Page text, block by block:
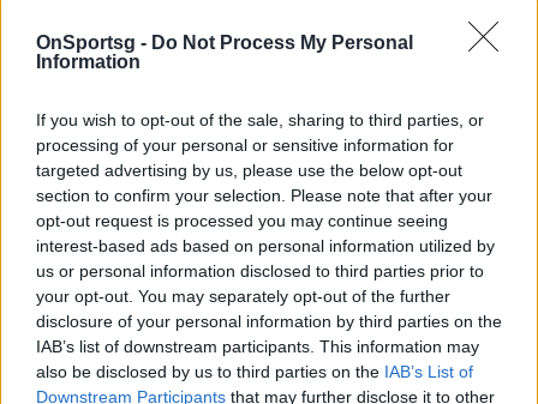
OnSportsg - Do Not Process My Personal
Information
If you wish to opt-out of the sale, sharing to third parties, or
processing of your personal or sensitive information for
targeted advertising by us, please use the below opt-out
section to confirm your selection. Please note that after your
opt-out request is processed you may continue seeing
interest-based ads based on personal information utilized by
us or personal information disclosed to third parties prior to
your opt-out. You may separately opt-out of the further
disclosure of your personal information by third parties on the
IAB’s list of downstream participants. This information may
also be disclosed by us to third parties on the IAB’s List of
Downstream Participants that may further disclose it to other
Παναθηναϊκός AKTOR: Το πρόγραμμα του
στο Καλλιμάρμαρο
Παναθηναϊκός AKTOR: Γνωστές έγιναν οι ώρες των
πρώτων αναμετρήσεων του ιστορικού τουρνουά
«Παύλος Γιαννακόπουλος» που θα διεξαχθεί στο
Καλλιμάρμαρο Στάδιο.
14 Αυγούστου 2024 14:04